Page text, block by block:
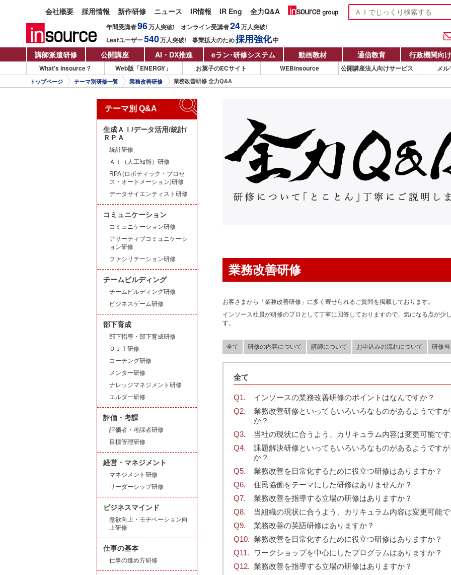
会社概要 採用情報 新作研修 ニュース IR情報 IR Eng 全力Q&A
年間受講者96万人突破! オンライン受講者24万人突破!
Leafユーザー540万人突破! 事業拡大のため採用強化中
講師派遣研修 公開講座 AI・DX推進 eラン・研修システム 動画教材 通信教育 行政機関向け
What's insource？ Web版「ENERGY」 お菓子のECサイト WEBinsource 公開講座法人向けサービス メル
トップページ テーマ別研修一覧 業務改善研修 業務改善研修 全力Q&A
業務改善研修
お客さまから「業務改善研修」に多く寄せられるご質問を掲載しております。
インソース社員が研修のプロとして丁寧に回答しておりますので、気になる点が少
す。
全て 研修の内容について 講師について お申込みの流れについて 研修
全て
インソースの業務改善研修のポイントはなんですか？
業務改善研修といってもいろいろなものがあるようです
か？
当社の現状に合うよう、カリキュラム内容は変更可能で
課題解決研修といってもいろいろなものがあるようです
か？
業務改善を日常化するために役立つ研修はありますか？
住民協働をテーマにした研修はありませんか？
業務改善を指導する立場の研修はありますか？
当組織の現状に合うよう、カリキュラム内容は変更可能
業務改善の英語研修はありますか？
業務改善を日常化するために役立つ研修はありますか？
ワークショップを中心にしたプログラムはありますか？
業務改善を指導する立場の研修はありますか？
テーマ別 Q&A
生成ＡＩ/データ活用/統計/
ＲＰＡ
統計研修
ＡＩ（人工知能）研修
RPA (ロボティック・プロセ
ス・オートメーション)研修
データサイエンティスト研修
コミュニケーション
コミュニケーション研修
アサーティブコミュニケーシ
ョン研修
ファシリテーション研修
チームビルディング
チームビルディング研修
ビジネスゲーム研修
部下育成
部下指導・部下育成研修
ＯＪＴ研修
コーチング研修
メンター研修
ナレッジマネジメント研修
エルダー研修
評価・考課
評価者・考課者研修
目標管理研修
経営・マネジメント
マネジメント研修
リーダーシップ研修
ビジネスマインド
意欲向上・モチベーション向
上研修
仕事の基本
仕事の進め方研修